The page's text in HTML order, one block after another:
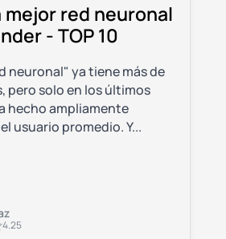
mejor red neuronal
- TOP 10
neuronal" ya tiene más de
pero solo en los últimos
hecho ampliamente
usuario promedio. Y...
4.25